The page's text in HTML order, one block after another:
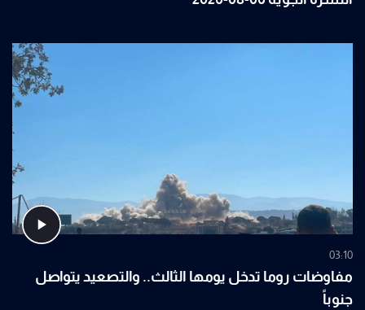
03:10
مفاوضات روما تدخل يومها الثالث.. والتصعيد يتواصل
جنوباً